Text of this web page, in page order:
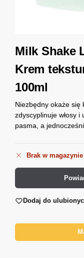
Milk Shake
Krem
100ml
Niezbędny okaże się
zdyscyplinuje włosy
pasma, a
Brak w magazynie
Dodaj do